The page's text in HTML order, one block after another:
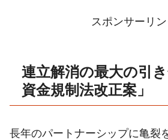
スポンサーリン
連立解消の最大の引
資金規制法改正案」
長年のパートナーシップに亀裂